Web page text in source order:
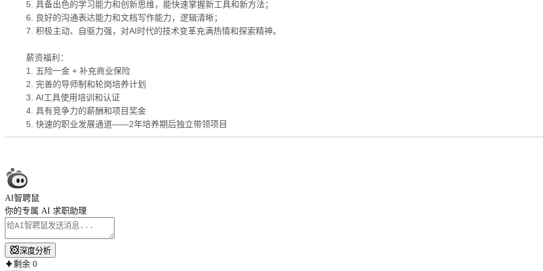
5. 具备出色的学习能力和创新思维，能快速掌握新工具和新方法；
6. 良好的沟通表达能力和文档写作能力，逻辑清晰；
7. 积极主动、自驱力强，对AI时代的技术变革充满热情和探索精神。
薪资福利：
1. 五险一金 + 补充商业保险
2. 完善的导师制和轮岗培养计划
3. AI工具使用培训和认证
4. 具有竞争力的薪酬和项目奖金
5. 快速的职业发展通道——2年培养期后独立带领项目
AI智聘鼠
你的专属 AI 求职助理
深度分析
剩余 0